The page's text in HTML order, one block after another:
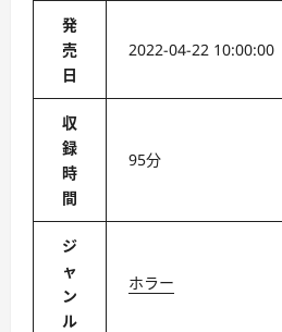
発
売
日
2022-04-22 10:00:00
収
録
時
間
95分
ジ
ャ
ン
ル
ホラー